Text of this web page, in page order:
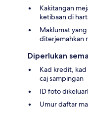
Kakitangan
ketibaan di
Maklumat
diterjemahkan
Diperlukan
Kad kredit,
caj sampingan
ID foto
Umur daftar